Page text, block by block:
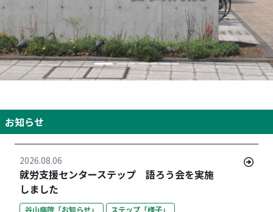
お知らせ
2026.08.06
就労支援センターステップ 語ろう会を実施
しました
谷山病院「お知らせ」 ステップ「様子」